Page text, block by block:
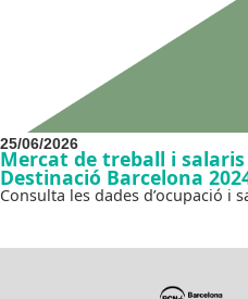
25/06/2026
Mercat de treball i
Destinació Barcelona
Consulta les dades d’ocupació i